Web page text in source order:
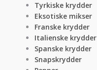
Tyrkiske krydder
Eksotiske mikser
Franske krydder
Italienske krydder
Spanske krydder
Snapskrydder